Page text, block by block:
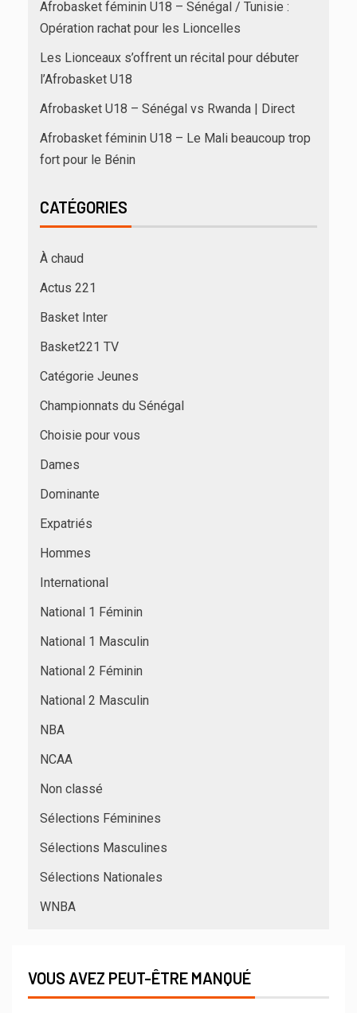
Afrobasket féminin U18 – Sénégal / Tunisie :
Opération rachat pour les Lioncelles
Les Lionceaux s’offrent un récital pour débuter
l’Afrobasket U18
Afrobasket U18 – Sénégal vs Rwanda | Direct
Afrobasket féminin U18 – Le Mali beaucoup trop
fort pour le Bénin
CATÉGORIES
À chaud
Actus 221
Basket Inter
Basket221 TV
Catégorie Jeunes
Championnats du Sénégal
Choisie pour vous
Dames
Dominante
Expatriés
Hommes
International
National 1 Féminin
National 1 Masculin
National 2 Féminin
National 2 Masculin
NBA
NCAA
Non classé
Sélections Féminines
Sélections Masculines
Sélections Nationales
WNBA
VOUS AVEZ PEUT-ÊTRE MANQUÉ